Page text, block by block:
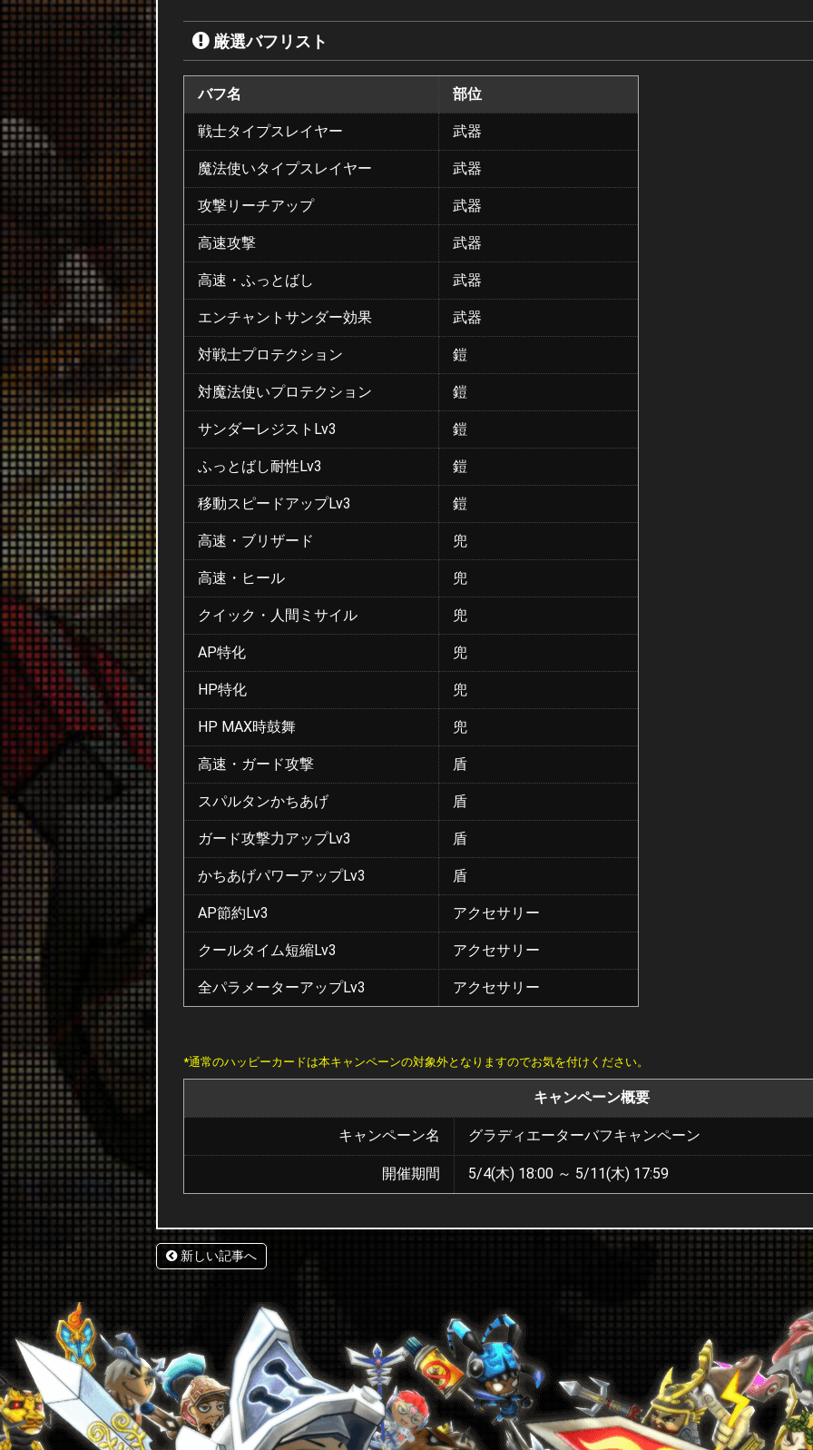
厳選バフリスト
バフ名 部位
戦士タイプスレイヤー 武器
魔法使いタイプスレイヤー 武器
攻撃リーチアップ 武器
高速攻撃 武器
高速・ふっとばし 武器
エンチャントサンダー効果 武器
対戦士プロテクション 鎧
対魔法使いプロテクション 鎧
サンダーレジストLv3 鎧
ふっとばし耐性Lv3 鎧
移動スピードアップLv3 鎧
高速・ブリザード 兜
高速・ヒール 兜
クイック・人間ミサイル 兜
AP特化 兜
HP特化 兜
HP MAX時鼓舞 兜
高速・ガード攻撃 盾
スパルタンかちあげ 盾
ガード攻撃力アップLv3 盾
かちあげパワーアップLv3 盾
AP節約Lv3 アクセサリー
クールタイム短縮Lv3 アクセサリー
全パラメーターアップLv3 アクセサリー
*通常のハッピーカードは本キャンペーンの対象外となりますのでお気を付けください。
キャンペーン概要
キャンペーン名 グラディエーターバフキャンペーン
開催期間 5/4(木) 18:00 ～ 5/11(木) 17:59
新しい記事へ